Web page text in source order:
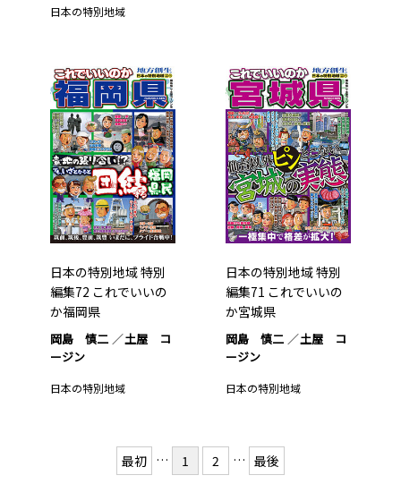
日本の特別地域
日本の特別地域 特別
編集72 これでいいの
か福岡県
岡島 慎二
土屋 コ
ージン
日本の特別地域
日本の特別地域 特別
編集71 これでいいの
か宮城県
岡島 慎二
土屋 コ
ージン
日本の特別地域
最初 … 1 2 … 最後